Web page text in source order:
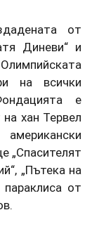
от
Диневи“ и
на всички
е
хан Тервел
„Спасителят
„Пътека на
от